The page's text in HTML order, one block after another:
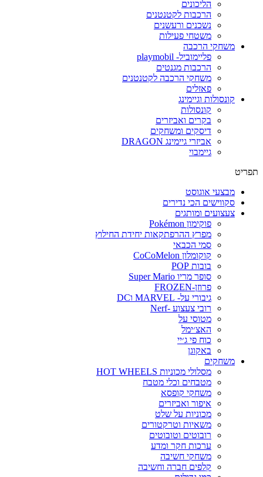
הליכונים
הרכבות לקטנטנים
נשכנים ורעשנים
משטחי פעילות
משחקי הרכבה
פליימוביל- playmobil
הרכבות מגנטים
משחקי הרכבה לקטנטנים
פאזלים
קונסולות וגיימינג
קונסולות
בקרים ואביזרים
דיסקים ומשחקים
אביזרי גיימינג DRAGON
גיימבוי
תפריט
מבצעי אוגוסט
סקווישים הכי נדירים
צעצועים ומותגים
פוקימון Pokémon
מפרץ ההרפתקאות יחידת החילוץ
סמי הכבאי
קוקומלון CoCoMelon
בובות POP
סופר מריו Super Mario
פרוזן-FROZEN
גיבורי על- MARVEL וDC
רובי צעצוע -Nerf
מטוסי על
האצ׳ימל
כוח פי ג׳יי
באקוגן
משחקים
מסלולי מכוניות HOT WHEELS
מטבחים וכלי מטבח
משחקי קופסא
איפור ואביזרים
מכוניות על שלט
משאיות וטרקטורים
רובוטים וטובוטים
ערכות חקר ומדע
משחקי חשיבה
קלפים חברה וחשיבה